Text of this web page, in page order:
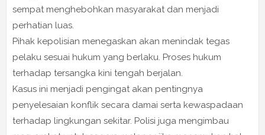
sempat menghebohkan masyarakat dan menjadi
perhatian luas.
Pihak kepolisian menegaskan akan menindak tegas
pelaku sesuai hukum yang berlaku. Proses hukum
terhadap tersangka kini tengah berjalan.
Kasus ini menjadi pengingat akan pentingnya
penyelesaian konflik secara damai serta kewaspadaan
terhadap lingkungan sekitar. Polisi juga mengimbau